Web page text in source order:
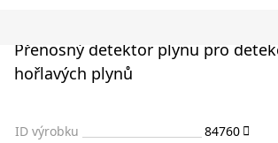
Přenosný detektor plynu pro
hořlavých plynů
ID výrobku
84760